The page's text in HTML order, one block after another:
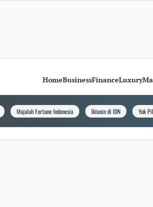
HomeBusinessFinanceLuxury
Majalah Fortune Indonesia Iklanin di IDN Yuk